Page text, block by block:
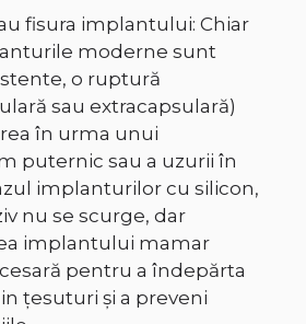
fisura implantului: Chiar
moderne sunt
o ruptură
sau extracapsulară)
în urma unui
puternic sau a uzurii în
implanturilor cu silicon,
nu se scurge, dar
implantului mamar
pentru a îndepărta
țesuturi și a preveni